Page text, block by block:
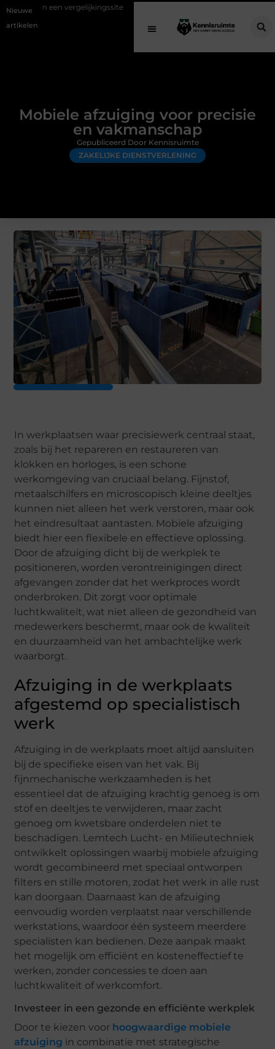
Nieuwe
artikelen
vergelijkingssite Schenking aan een goed doel: waarom geven
Mobiele afzuiging voor precisie
en vakmanschap
ZAKELIJKE DIENSTVERLENING
Gepubliceerd Door Kennisruimte
In werkplaatsen waar precisiewerk centraal staat,
zoals bij het repareren en restaureren van
klokken en horloges, is een schone
werkomgeving van cruciaal belang. Fijnstof,
metaalschilfers en microscopisch kleine deeltjes
kunnen niet alleen het werk verstoren, maar ook
het eindresultaat aantasten. Mobiele afzuiging
biedt hier een flexibele en effectieve oplossing.
Door de afzuiging dicht bij de werkplek te
positioneren, worden verontreinigingen direct
afgevangen zonder dat het werkproces wordt
onderbroken. Dit zorgt voor optimale
luchtkwaliteit, wat niet alleen de gezondheid van
medewerkers beschermt, maar ook de kwaliteit
en duurzaamheid van het ambachtelijke werk
waarborgt.
Afzuiging in de werkplaats
afgestemd op specialistisch
werk
Afzuiging in de werkplaats moet altijd aansluiten
bij de specifieke eisen van het vak. Bij
fijnmechanische werkzaamheden is het
essentieel dat de afzuiging krachtig genoeg is om
stof en deeltjes te verwijderen, maar zacht
genoeg om kwetsbare onderdelen niet te
beschadigen. Lemtech Lucht- en Milieutechniek
ontwikkelt oplossingen waarbij mobiele afzuiging
wordt gecombineerd met speciaal ontworpen
filters en stille motoren, zodat het werk in alle rust
kan doorgaan. Daarnaast kan de afzuiging
eenvoudig worden verplaatst naar verschillende
werkstations, waardoor één systeem meerdere
specialisten kan bedienen. Deze aanpak maakt
het mogelijk om efficiënt en kosteneffectief te
werken, zonder concessies te doen aan
luchtkwaliteit of werkcomfort.
Investeer in een gezonde en efficiënte werkplek
Door te kiezen voor hoogwaardige mobiele
afzuiging in combinatie met strategische